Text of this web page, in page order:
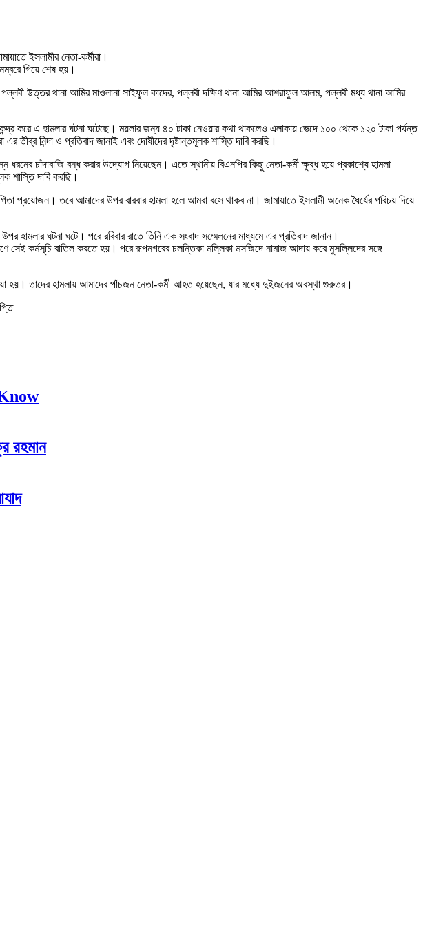
ইসলামীর নেতা-কর্মীরা।
গিয়ে শেষ হয়।
উত্তর থানা আমির মাওলানা সাইফুল কাদের, পল্লবী দক্ষিণ থানা আমির আশরাফুল আলম, পল্লবী মধ্য থানা আমির
করে এ হামলার ঘটনা ঘটেছে। ময়লার জন্য ৪০ টাকা নেওয়ার কথা থাকলেও এলাকায় ভেদে ১০০ থেকে ১২০ টাকা পর্যন্ত
নিন্দা ও প্রতিবাদ জানাই এবং দোষীদের দৃষ্টান্তমূলক শাস্তি দাবি করছি।
চাঁদাবাজি বন্ধ করার উদ্যোগ নিয়েছেন। এতে স্থানীয় বিএনপির কিছু নেতা-কর্মী ক্ষুব্ধ হয়ে প্রকাশ্যে হামলা
শাস্তি দাবি করছি।
তবে আমাদের উপর বারবার হামলা হলে আমরা বসে থাকব না। জামায়াতে ইসলামী অনেক ধৈর্যের পরিচয় দিয়ে
ঘটনা ঘটে। পরে রবিবার রাতে তিনি এক সংবাদ সম্মেলনের মাধ্যমে এর প্রতিবাদ জানান।
সেই কর্মসূচি বাতিল করতে হয়। পরে রূপনগরের চলন্তিকা মল্লিকা মসজিদে নামাজ আদায় করে মুসল্লিদের সঙ্গে
হয়। তাদের হামলায় আমাদের পাঁচজন নেতা-কর্মী আহত হয়েছেন, যার মধ্যে দুইজনের অবস্থা গুরুতর।
রহমান